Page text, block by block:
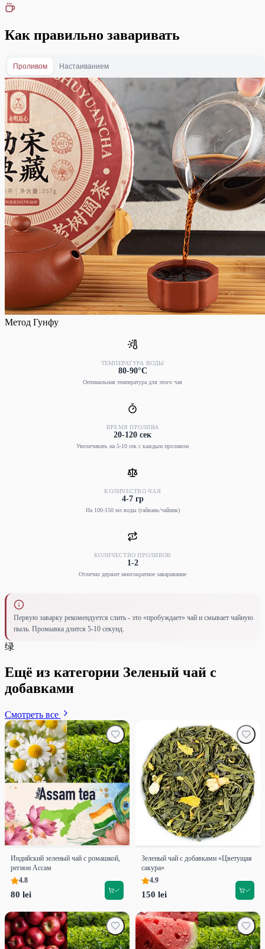
Как правильно заваривать
Проливом Настаиванием
Метод Гунфу
ТЕМПЕРАТУРА ВОДЫ
80-90°C
Оптимальная температура для этого чая
ВРЕМЯ ПРОЛИВА
20-120 сек
Увеличивать на 5-10 сек с каждым проливом
КОЛИЧЕСТВО ЧАЯ
4-7 гр
На 100-150 мл воды (гайвань/чайник)
КОЛИЧЕСТВО ПРОЛИВОВ
1-2
Отлично держит многократное заваривание
Первую заварку рекомендуется слить - это «пробуждает» чай и смывает чайную
пыль. Промывка длится 5-10 секунд.
绿
Ещё из категории Зеленый чай с
добавками
Смотреть все
Индийский зеленый чай с ромашкой,
регион Ассам
4.8
80 lei
Зеленый чай с добавками «Цветущая
сакура»
4.9
150 lei